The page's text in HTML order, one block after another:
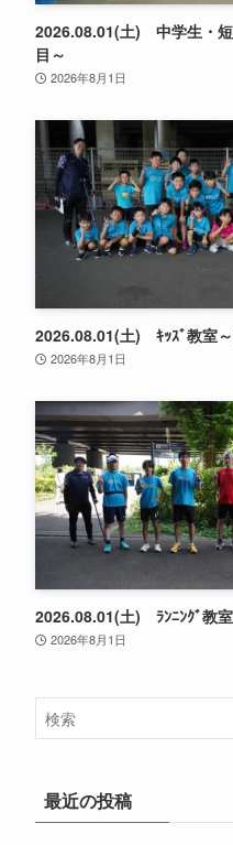
2026.08.01(土) 中学生・
目～
2026年8月1日
2026.08.01(土) ｷｯｽﾞ教室
2026年8月1日
2026.08.01(土) ﾗﾝﾆﾝｸﾞ教
2026年8月1日
最近の投稿